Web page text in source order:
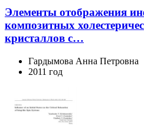
Элементы отображения
композитных
кристаллов с…
Гардымова Анна Петровна
2011 год